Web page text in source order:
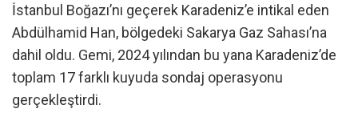
İstanbul Boğazı’nı geçerek Karadeniz’e intikal eden
Abdülhamid Han, bölgedeki Sakarya Gaz Sahası’na
dahil oldu. Gemi, 2024 yılından bu yana Karadeniz’de
toplam 17 farklı kuyuda sondaj operasyonu
gerçekleştirdi.